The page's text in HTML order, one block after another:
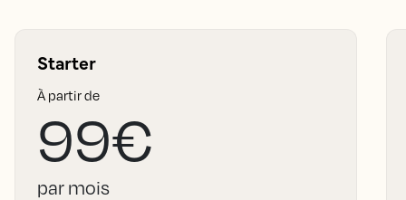
Starter
À partir de
99€
par mois